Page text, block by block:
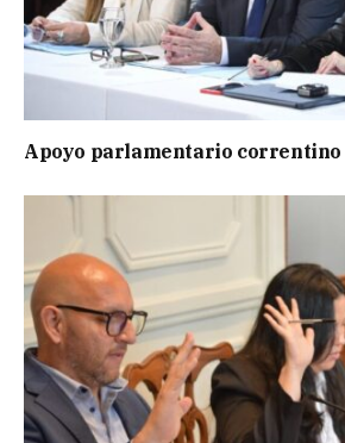
Apoyo parlamentario